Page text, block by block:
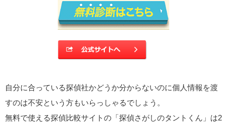
自分に合っている探偵社かどうか分からないのに個人情報を渡
すのは不安という方もいらっしゃるでしょう。
無料で使える探偵比較サイトの「探偵さがしのタントくん」は2